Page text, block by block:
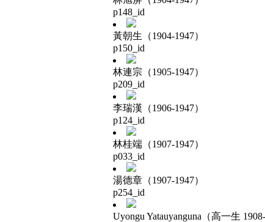
p148_id
黃朝生（1904-1947）
p150_id
林連宗（1905-1947）
p209_id
李瑞漢（1906-1947）
p124_id
林桂端（1907-1947）
p033_id
湯德章（1907-1947）
p254_id
Uyongu Yatauyanguna（高一生 1908-